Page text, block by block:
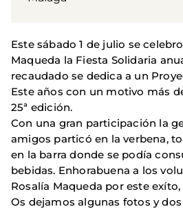
Este sábado 1 de julio se
Maqueda la Fiesta Solidaria
recaudado se dedica a un
Este años con un motivo más
25ª edición.
Con una gran participación la
amigos particó en la verbena,
en la barra donde se podía
bebidas. Enhorabuena a los
Rosalía Maqueda por este
Os dejamos algunas fotos y